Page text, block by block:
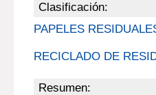
Clasificación:
PAPELES
RECICLADO DE
Resumen: